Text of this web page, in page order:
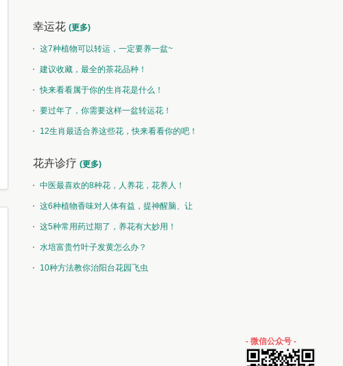
幸运花 (更多)
这7种植物可以转运，一定要养一盆~
建议收藏，最全的茶花品种！
快来看看属于你的生肖花是什么！
要过年了，你需要这样一盆转运花！
12生肖最适合养这些花，快来看看你的吧！
花卉诊疗 (更多)
中医最喜欢的8种花，人养花，花养人！
这6种植物香味对人体有益，提神醒脑、让
你睡的香、身体棒。
这5种常用药过期了，养花有大妙用！
水培富贵竹叶子发黄怎么办？
10种方法教你治阳台花园飞虫
- 微信公众号 -